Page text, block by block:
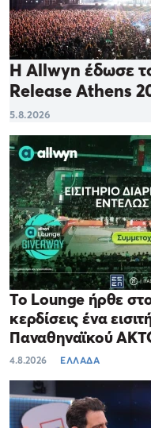
Η Allwyn έδωσε
Release Athens
5.8.2026
Το Lounge ήρθε
κερδίσεις ένα
Παναθηναϊκού
4.8.2026 ΕΛΛΑΔΑ